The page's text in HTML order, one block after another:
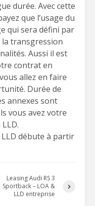
durée. Avec cette
que l’usage du
qui sera défini par
transgression
Aussi il est
contrat en
allez en faire
Durée de
annexes sont
vous avez votre
LLD débute à partir
Leasing Audi RS 3
Sportback – LOA &
LLD entreprise